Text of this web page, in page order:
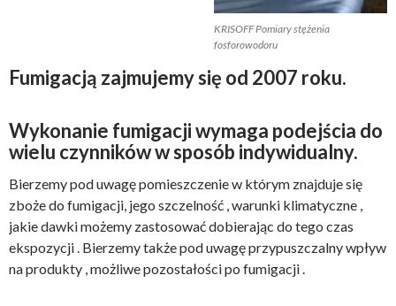
KRISOFF Pomiary stężenia
fosforowodoru
Fumigacją zajmujemy się od 2007 roku.
Wykonanie fumigacji wymaga podejścia do
wielu czynników w sposób indywidualny.
Bierzemy pod uwagę pomieszczenie w którym znajduje się
zboże do fumigacji, jego szczelność , warunki klimatyczne ,
jakie dawki możemy zastosować dobierając do tego czas
ekspozycji . Bierzemy także pod uwagę przypuszczalny wpływ
na produkty , możliwe pozostałości po fumigacji .